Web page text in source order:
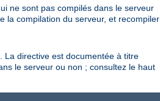
ne sont pas compilés dans le serveur
la compilation du serveur, et recompiler
La directive est documentée à titre
le serveur ou non ; consultez le haut